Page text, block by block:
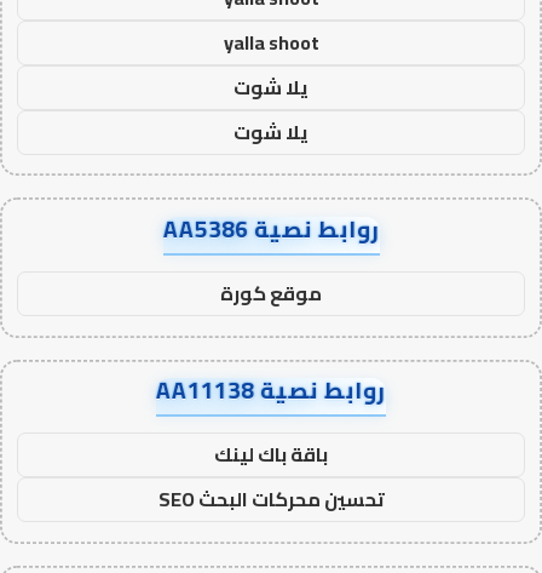
yalla shoot
يلا شوت
يلا شوت
روابط نصية AA5386
موقع كورة
روابط نصية AA11138
باقة باك لينك
تحسين محركات البحث SEO